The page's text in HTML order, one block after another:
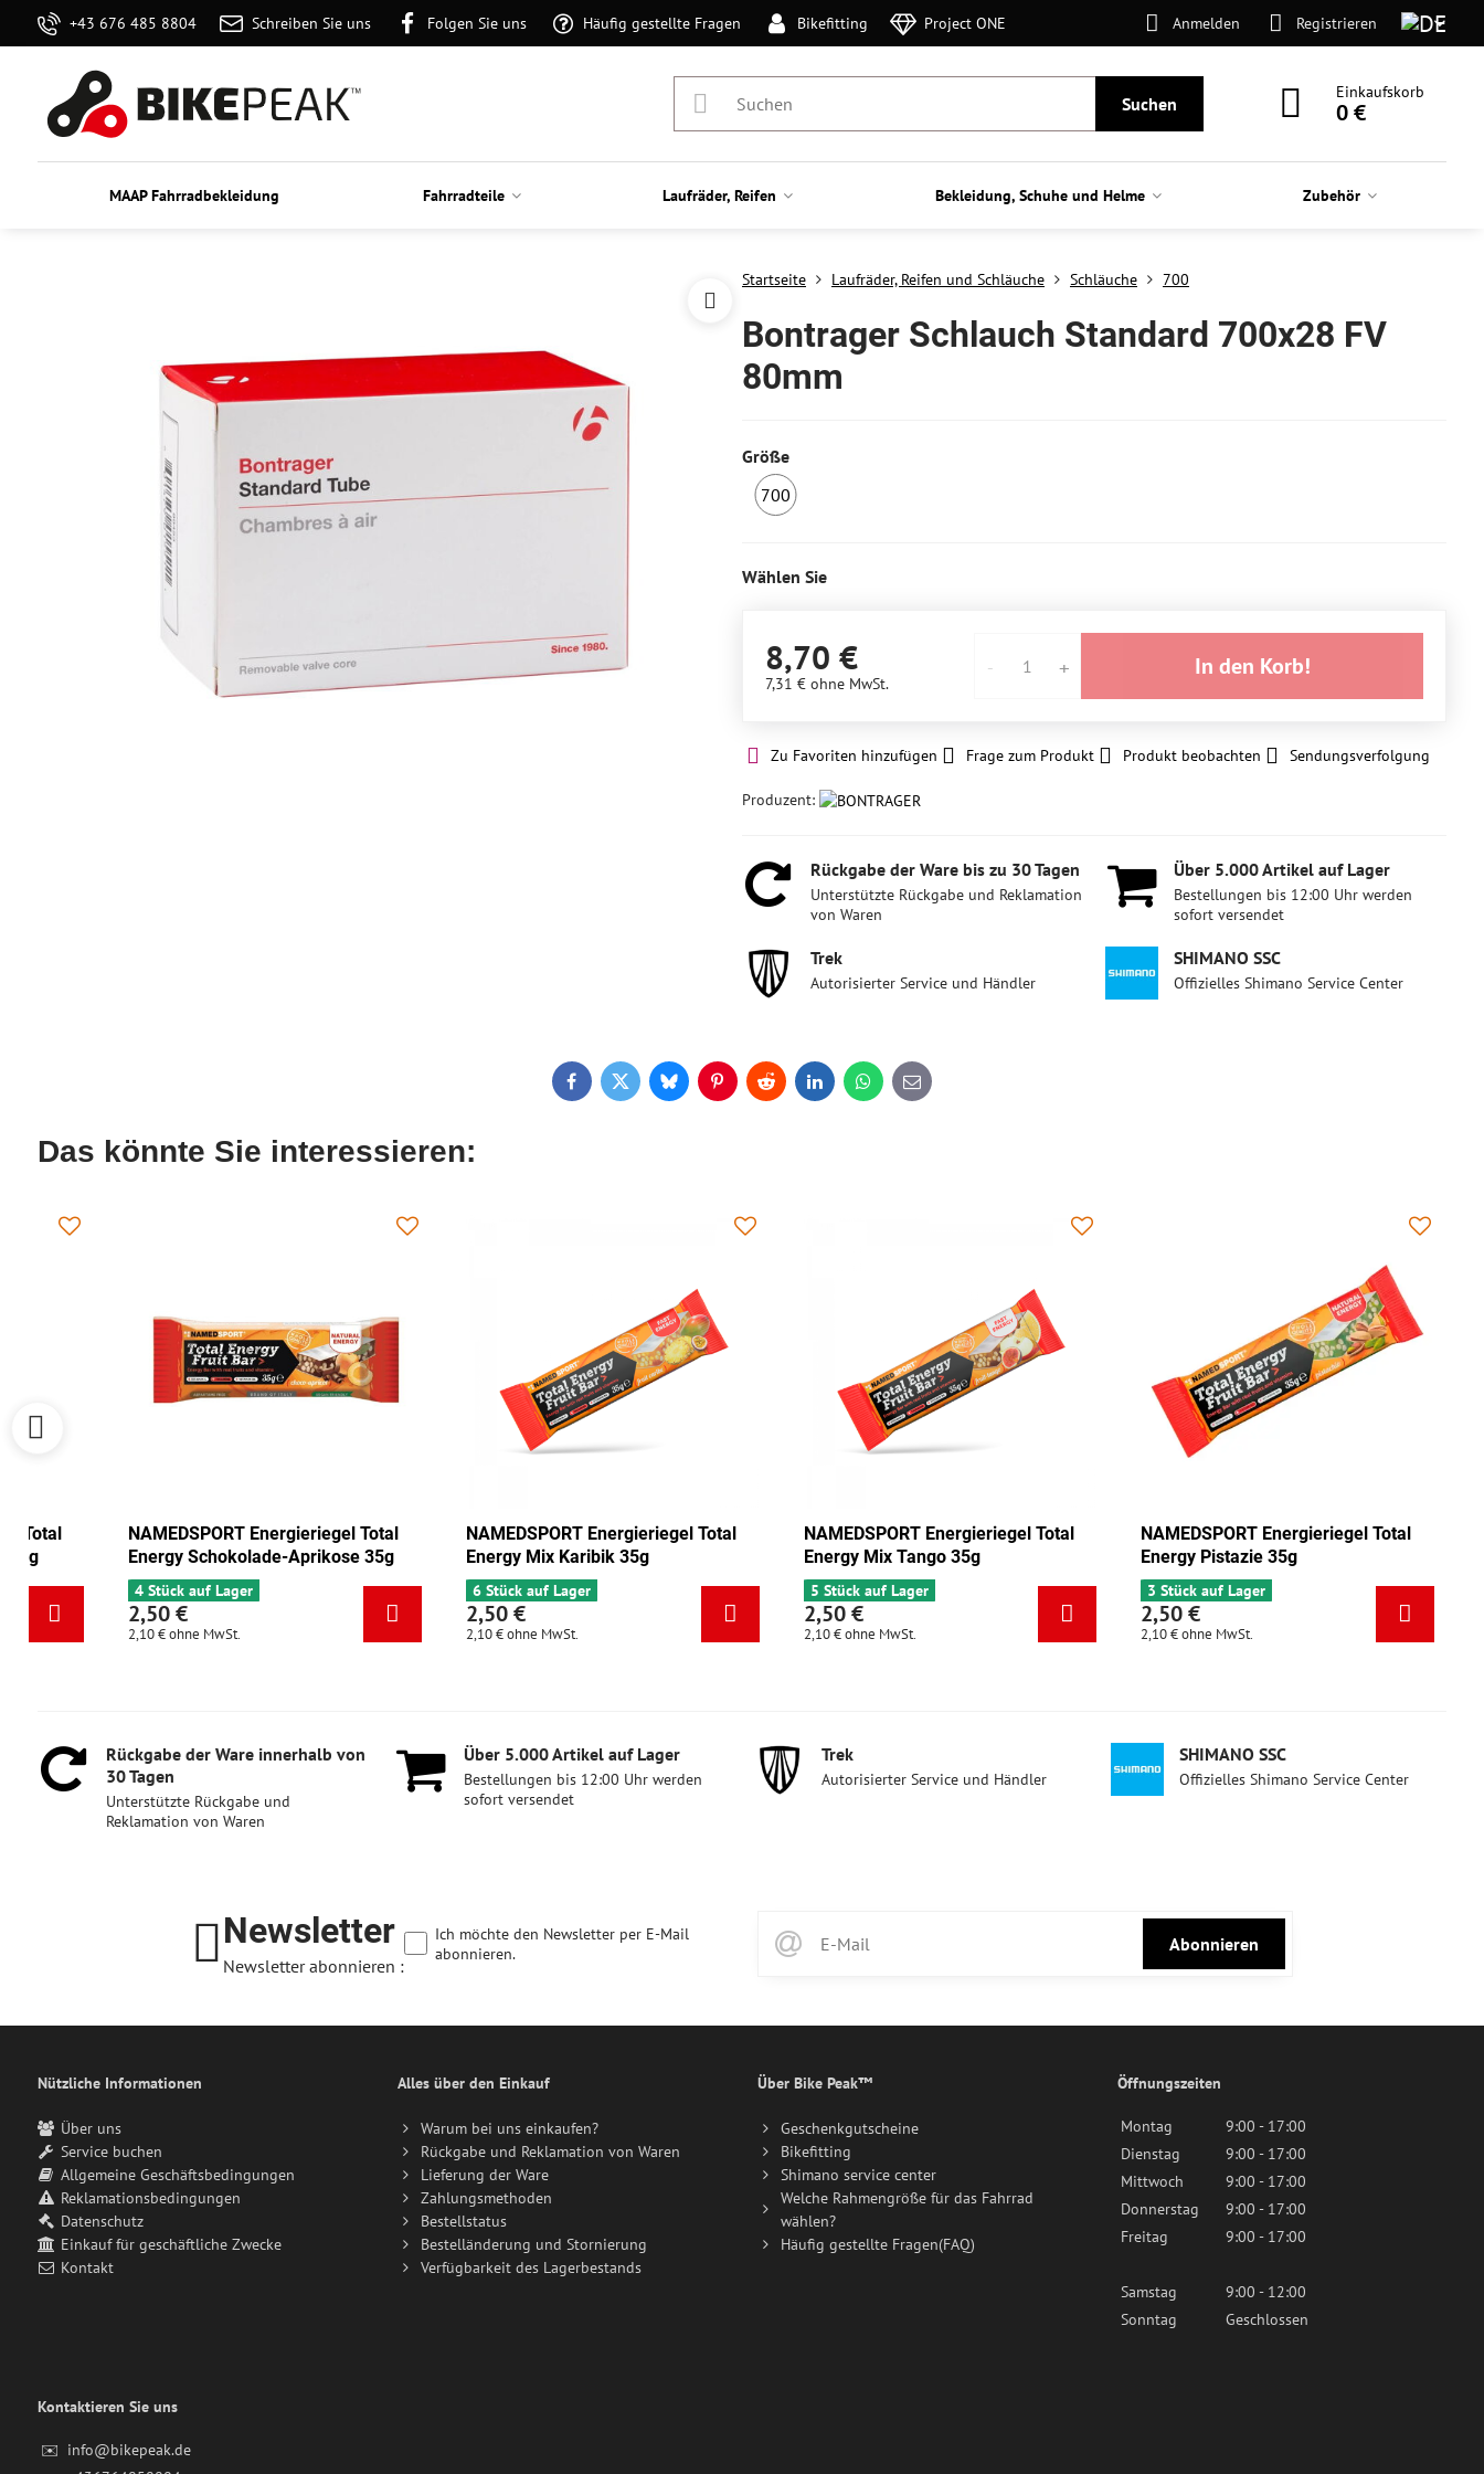
+43 676 485 8804 Schreiben Sie uns Folgen Sie uns Häufig gestellte Fragen Bikefitting Project ONE Anmelden Registrieren
Suchen
Einkaufskorb
0 €
MAAP Fahrradbekleidung Fahrradteile Laufräder, Reifen Bekleidung, Schuhe und Helme Zubehör
Startseite Laufräder, Reifen und Schläuche Schläuche 700
Bontrager Schlauch Standard 700x28 FV
80mm
Größe
700
auf
Wählen Sie
8,70 €
7,31 € ohne MwSt.
In den Korb!
Zu Favoriten hinzufügen Frage zum Produkt Produkt beobachten Sendungsverfolgung
Produzent:
Rückgabe der Ware bis zu 30 Tagen
Unterstützte Rückgabe und Reklamation
von Waren
Über 5​.000 Artikel auf Lager
Bestellungen bis 12:00 Uhr werden
sofort versendet
Trek
Autorisierter Service und Händler
SHIMANO SSC
Offizielles Shimano Service Center
FacebookTwitterBlueskyPinterestRedditLinkedInWhatsApp
E-
mail
Das könnte Sie interessieren:
NAMEDSPORT Energieriegel Total
Energy Cranberry-Walnuss 35g
6 Stück auf Lager
2,50 €
ohne MwSt.
NAMEDSPORT Energieriegel Total
Energy Schokolade-Aprikose 35g
4 Stück auf Lager
2,50 €
ohne MwSt.
NAMEDSPORT Energieriegel Total
Energy Mix Karibik 35g
6 Stück auf Lager
2,50 €
ohne MwSt.
NAMEDSPORT Energieriegel Total
Energy Mix Tango 35g
5 Stück auf Lager
2,50 €
ohne MwSt.
3 Stück auf
2,50 €
Rückgabe der Ware innerhalb von
30 Tagen
Unterstützte Rückgabe und
Reklamation von Waren
Über 5​.000 Artikel auf Lager
Bestellungen bis 12:00 Uhr werden
sofort versendet
Trek
Autorisierter Service und Händler
SHIMANO SSC
Offizielles Shimano Service Center
Newsletter
Newsletter abonnieren :
Abonnieren
Ich möchte den Newsletter per E-Mail
abonnieren.
Nützliche Informationen
Über uns
Service buchen
Allgemeine Geschäftsbedingungen
Reklamationsbedingungen
Datenschutz
Einkauf für geschäftliche Zwecke
Kontakt
Alles über den Einkauf
Warum bei uns einkaufen?
Rückgabe und Reklamation von Waren
Lieferung der Ware
Zahlungsmethoden
Bestellstatus
Bestelländerung und Stornierung
Verfügbarkeit des Lagerbestands
Über Bike Peak™
Geschenkgutscheine
Bikefitting
Shimano service center
Welche Rahmengröße für das Fahrrad
wählen?
Häufig gestellte Fragen(FAQ)
Öffnungszeiten
Montag
9:00 - 17:00
Dienstag
9:00 - 17:00
Mittwoch
9:00 - 17:00
Donnerstag
9:00 - 17:00
Freitag
9:00 - 17:00
Samstag
9:00 - 12:00
Sonntag
Geschlossen
Kontaktieren Sie uns
✉️ info@bikepeak.de